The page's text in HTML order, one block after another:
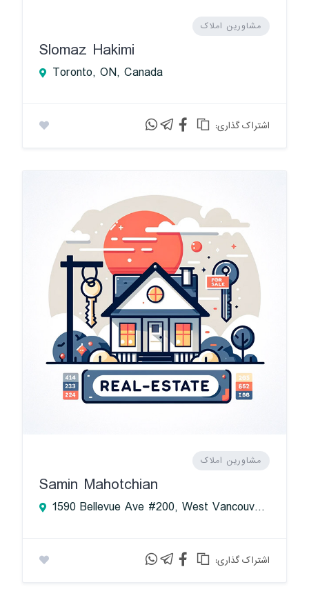
مشاورین املاک
Slomaz Hakimi
Toronto, ON, Canada
:اشتراک گذاری
مشاورین املاک
Samin Mahotchian
1590 Bellevue Ave #200, West Vancouver, BC V7V 1A7, Canada
:اشتراک گذاری